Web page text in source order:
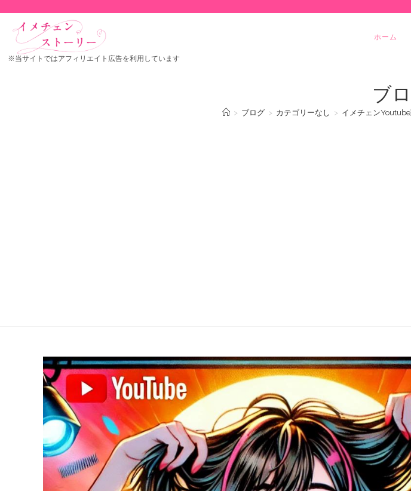
※当サイトではアフィリエイト広告を利用しています
ホーム
ブ
> ブログ > カテゴリーなし > イメチェン